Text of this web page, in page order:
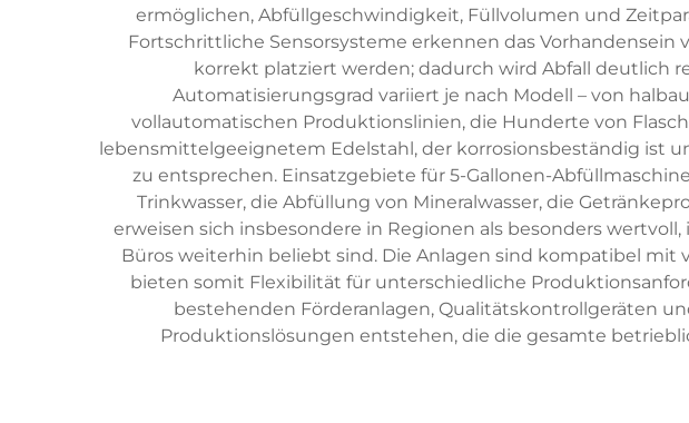
ermöglichen, Abfüllgeschwindigkeit, Füllvolumen und
Fortschrittliche Sensorsysteme erkennen das Vorhandensein
korrekt platziert werden; dadurch wird Abfall deutlich
Automatisierungsgrad variiert je nach Modell – von
vollautomatischen Produktionslinien, die Hunderte von
lebensmittelgeeignetem Edelstahl, der korrosionsbeständig ist
zu entsprechen. Einsatzgebiete für 5-Gallonen-
Trinkwasser, die Abfüllung von Mineralwasser, die
erweisen sich insbesondere in Regionen als besonders
Büros weiterhin beliebt sind. Die Anlagen sind kompatibel mit
bieten somit Flexibilität für unterschiedliche
bestehenden Förderanlagen, Qualitätskontrollgeräten
Produktionslösungen entstehen, die die gesamte